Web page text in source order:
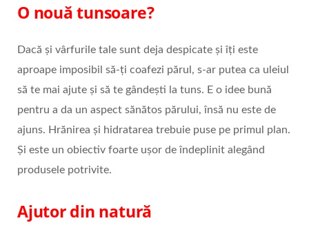
O nouă tunsoare?
Dacă și vârfurile tale sunt deja despicate și îți este
aproape imposibil să-ți coafezi părul, s-ar putea ca uleiul
să te mai ajute și să te gândești la tuns. E o idee bună
pentru a da un aspect sănătos părului, însă nu este de
ajuns. Hrănirea și hidratarea trebuie puse pe primul plan.
Și este un obiectiv foarte ușor de îndeplinit alegând
produsele potrivite.
Ajutor din natură